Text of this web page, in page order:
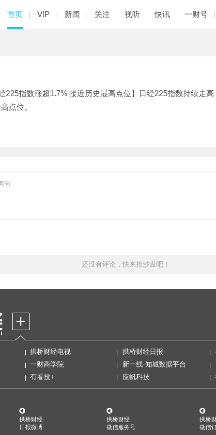
首页 VIP 新闻 关注 视听 快讯 一财号
经225指数涨超1.7% 接近历史最高点位】日经225指数持续走
点位。
还没有评论，快来抢沙发吧！
拱桥财经电视 拱桥财经日报
一财商学院 新一线·知城数据平台
有看投+ 应帆科技
拱桥财经
日报微博
拱桥财经
微信服务号
拱桥
微信